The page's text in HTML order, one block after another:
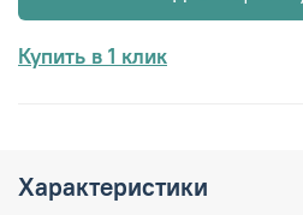
Купить в 1 клик
Характеристики